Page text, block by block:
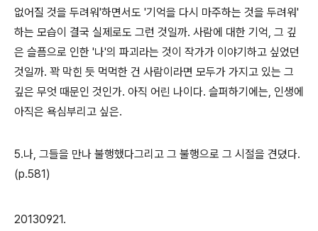
없어질 것을 두려워'하면서도 '기억을 다시 마주하는 것을 두려워'
하는 모습이 결국 실제로도 그런 것일까. 사람에 대한 기억, 그 깊
은 슬픔으로 인한 '나'의 파괴라는 것이 작가가 이야기하고 싶었던
것일까. 꽉 막힌 듯 먹먹한 건 사람이라면 모두가 가지고 있는 그
깊은 무엇 때문인 것인가. 아직 어린 나이다. 슬퍼하기에는, 인생에
아직은 욕심부리고 싶은.
5.나, 그들을 만나 불행했다그리고 그 불행으로 그 시절을 견뎠다.
(p.581)
20130921.